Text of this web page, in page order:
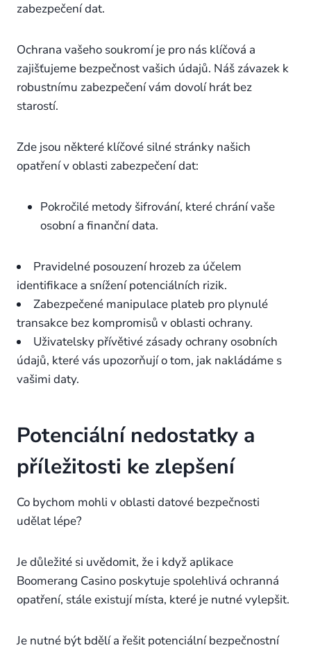
zabezpečení dat.
Ochrana vašeho soukromí je pro nás klíčová a
zajišťujeme bezpečnost vašich údajů. Náš závazek k
robustnímu zabezpečení vám dovolí hrát bez
starostí.
Zde jsou některé klíčové silné stránky našich
opatření v oblasti zabezpečení dat:
Pokročilé metody šifrování, které chrání vaše
osobní a finanční data.
Pravidelné posouzení hrozeb za účelem
identifikace a snížení potenciálních rizik.
Zabezpečené manipulace plateb pro plynulé
transakce bez kompromisů v oblasti ochrany.
Uživatelsky přívětivé zásady ochrany osobních
údajů, které vás upozorňují o tom, jak nakládáme s
vašimi daty.
Potenciální nedostatky a
příležitosti ke zlepšení
Co bychom mohli v oblasti datové bezpečnosti
udělat lépe?
Je důležité si uvědomit, že i když aplikace
Boomerang Casino poskytuje spolehlivá ochranná
opatření, stále existují místa, které je nutné vylepšit.
Je nutné být bdělí a řešit potenciální bezpečnostní